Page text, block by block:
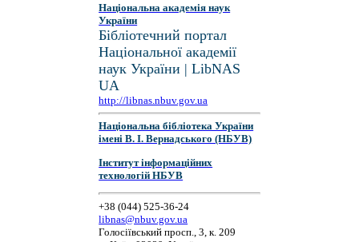
Національна академія наук
України
Бібліотечний портал
Національної академії
наук України | LibNAS
UA
http://libnas.nbuv.gov.ua
Національна бібліотека України
імені В. І. Вернадського (НБУВ)
Інститут інформаційних
технологій НБУВ
+38 (044) 525-36-24
libnas@nbuv.gov.ua
Голосіївський просп., 3, к. 209